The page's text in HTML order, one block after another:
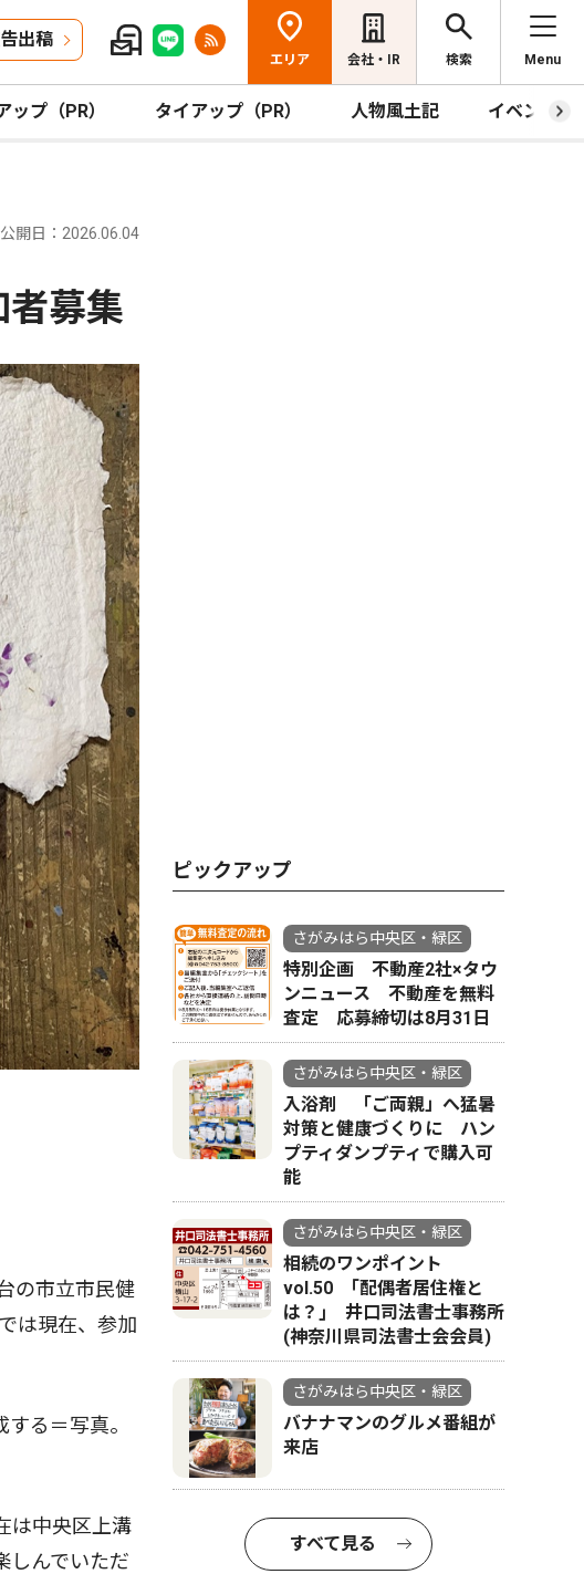
出稿
エリア 会社・IR 検索 Menu
ップ（PR） タイアップ（PR） 人物風土記 イベント
公開日：2026.06.04
募集
の市立市民健
は現在、参加
る＝写真。
は中央区上溝
しんでいただ
ピックアップ
さがみはら中央区・緑区
特別企画 不動産2社×タウ
ンニュース 不動産を無料
査定 応募締切は8月31日
さがみはら中央区・緑区
入浴剤 「ご両親」へ猛暑
対策と健康づくりに ハン
プティダンプティで購入可
能
さがみはら中央区・緑区
相続のワンポイント
vol.50 ｢配偶者居住権と
は？｣ 井口司法書士事務所
(神奈川県司法書士会会員)
さがみはら中央区・緑区
バナナマンのグルメ番組が
来店
すべて見る